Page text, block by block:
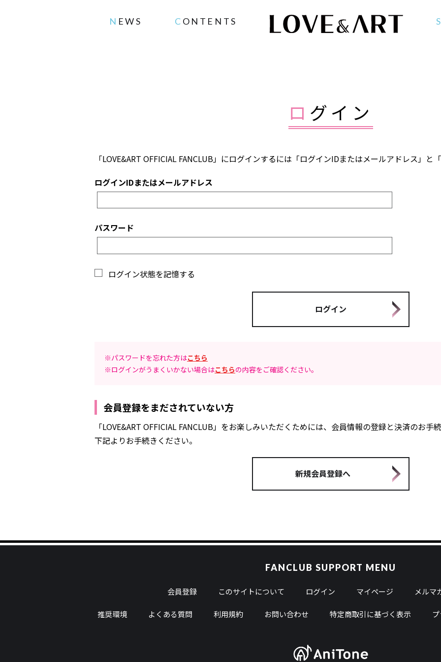
NEWS CONTENTS
ログイン
「LOVE&ART OFFICIAL FANCLUB」にログインするには「ログインIDまたはメールアドレス」と
ログインIDまたはメールアドレス
パスワード
ログイン状態を記憶する
※パスワードを忘れた方はこちら
※ログインがうまくいかない場合はこちらの内容をご確認ください。
会員登録をまだされていない方
「LOVE&ART OFFICIAL FANCLUB」をお楽しみいただくためには、会員情報の登録と決済のお手
下記よりお手続きください。
新規会員登録へ
FANCLUB SUPPORT MENU
会員登録 このサイトについて ログイン マイページ メルマ
推奨環境 よくある質問 利用規約 お問い合わせ 特定商取引に基づく表示